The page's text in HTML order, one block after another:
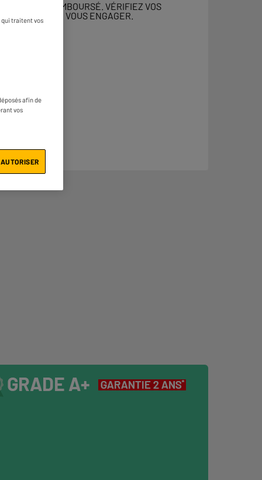
DOIT ÊTRE REMBOURSÉ. VÉRIFIEZ VOS
AVANT DE VOUS ENGAGER.
qui traitent vos
afin de
vos